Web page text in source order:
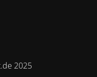
2025